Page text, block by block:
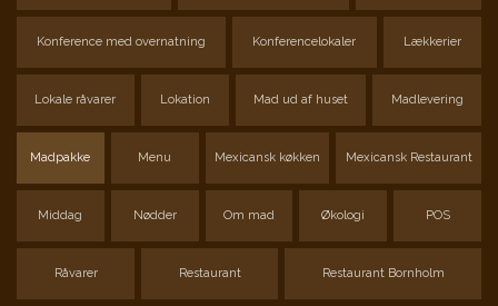
Konference med overnatning Konferencelokaler Lækkerier
Lokale råvarer Lokation Mad ud af huset Madlevering
Madpakke Menu Mexicansk køkken Mexicansk Restaurant
Middag Nødder Om mad Økologi POS
Råvarer Restaurant Restaurant Bornholm